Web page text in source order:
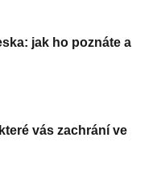
jak ho poznáte a
vás zachrání ve